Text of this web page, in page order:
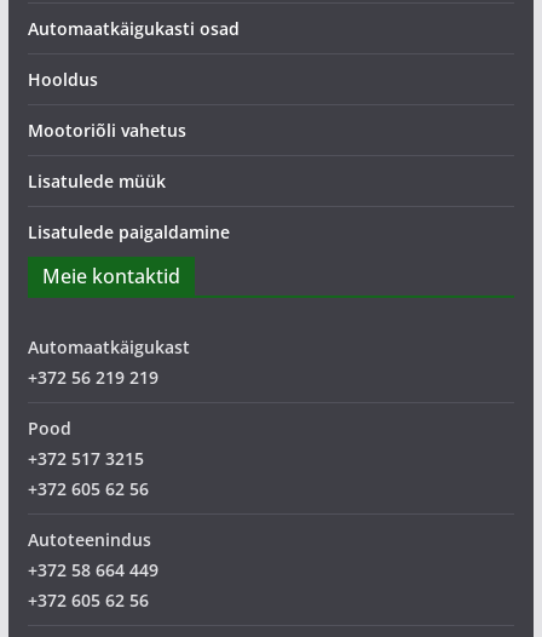
Automaatkäigukasti osad
Hooldus
Mootoriõli vahetus
Lisatulede müük
Lisatulede paigaldamine
Meie kontaktid
Automaatkäigukast
+372 56 219 219
Pood
+372 517 3215
+372 605 62 56
Autoteenindus
+372 58 664 449
+372 605 62 56